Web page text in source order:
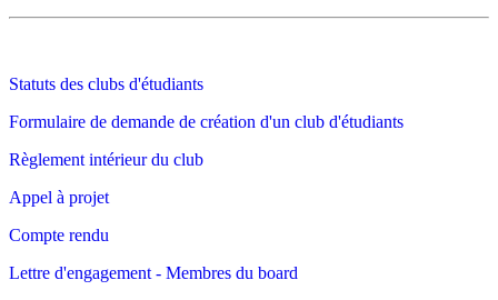
Statuts des clubs d'étudiants
Formulaire de demande de création d'un club d'étudiants
Règlement intérieur du club
Appel à projet
Compte rendu
Lettre d'engagement - Membres du board